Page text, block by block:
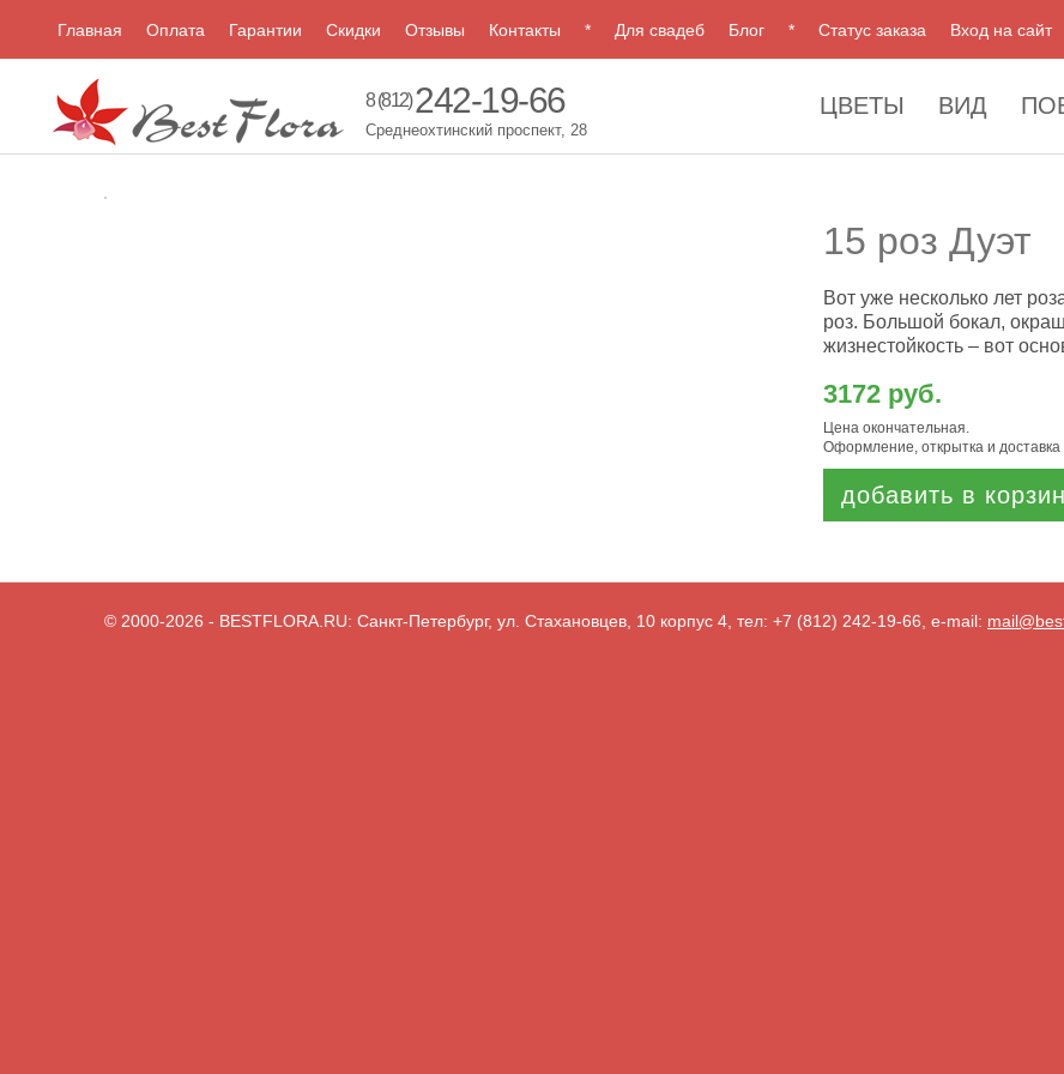
Главная Оплата Гарантии Скидки Отзывы Контакты * Для свадеб Блог * Статус заказа Вход на сайт
8 (812)242-19-66
Среднеохтинский проспект, 28
ЦВЕТЫ ВИД
15 роз Дуэт
Вот уже несколько лет
роз. Большой бокал,
жизнестойкость – вот
3172 руб.
Цена окончательная.
Оформление, открытка и
© 2000-2026 - BESTFLORA.RU: Санкт-Петербург, ул. Стахановцев, 10 корпус 4, тел: +7 (812) 242-19-66, e-mail: